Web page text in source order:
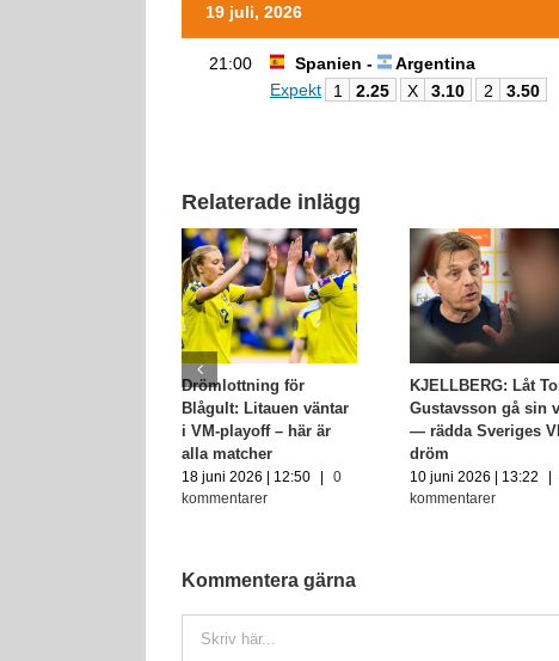
19 juli, 2026
21:00 Spanien -
Argentina
Expekt
1 2.25 X 3.10 2 3.50
Relaterade inlägg
Drömlottning för
Blågult: Litauen väntar
i VM-playoff – här är
alla matcher
18 juni 2026 | 12:50
0
kommentarer
KJELLBERG: Låt
Gustavsson gå sin
— rädda Sveriges
dröm
10 juni 2026 | 13:22
kommentarer
Kommentera gärna